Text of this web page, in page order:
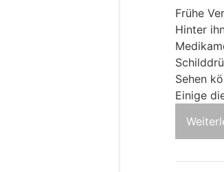
Frühe
Hinter
Sehen
Einige